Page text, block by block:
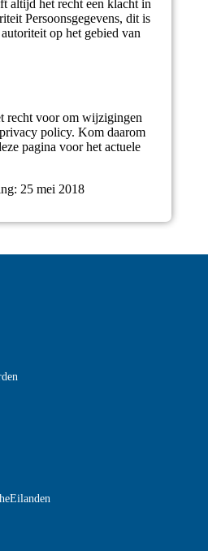
altijd het recht een klacht in
Persoonsgegevens, dit is
op het gebied van
recht voor om wijzigingen
policy. Kom daarom
pagina voor het actuele
25 mei 2018